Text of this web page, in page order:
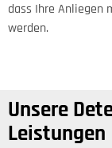
dass Ihre Anliegen
werden.
Unsere
Leistungen